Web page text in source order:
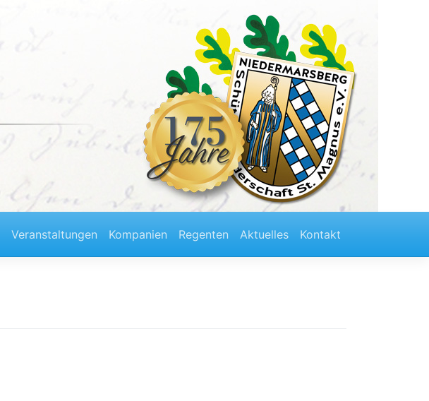
Veranstaltungen Kompanien Regenten Aktuelles Kontakt